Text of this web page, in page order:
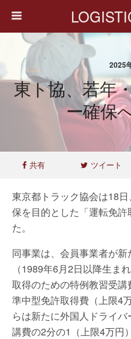
2025
東ト協、若年
ー確保
共有 ツイート
東京都トラック協会は18
保を目的とした「運転免
た。
同事業は、会員事業者が
（1989年6月2日以降生ま
取得のための特例教習受
準中型免許取得費（上限4
らは新たに外国人ドライ
講費の2分の1（上限4万円